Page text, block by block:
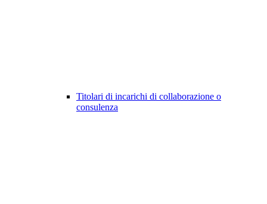
Titolari di incarichi di collaborazione o
consulenza